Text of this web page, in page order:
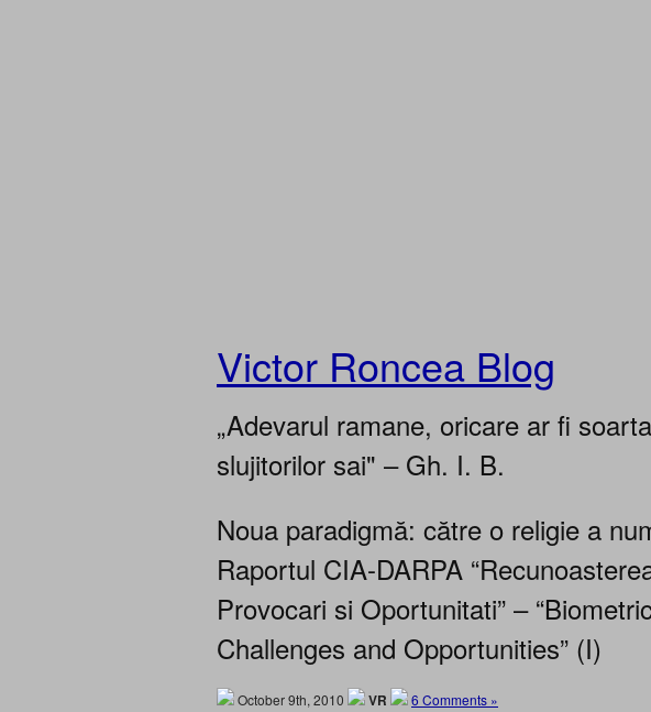
Victor Roncea Blog
„Adevarul ramane, oricare ar fi soarta
slujitorilor sai" – Gh. I. B.
Noua paradigmă: către o religie a
Raportul CIA-DARPA
Provocari si Oportunitati” –
Challenges and Opportunities” (I)
October 9th, 2010 VR 6 Comments »